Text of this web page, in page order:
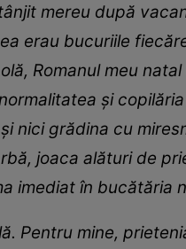
mereu după
erau bucuriile
Romanul meu
și
nici grădina cu
joaca alături de
imediat în bucătăria
Pentru mine,